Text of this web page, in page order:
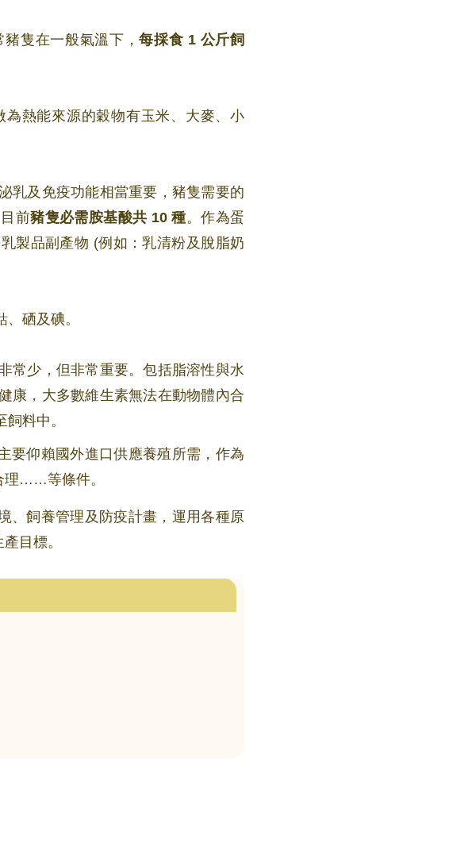
豬隻在一般氣溫下，每採食 1 公斤飼
熱能來源的穀物有玉米、大麥、小
乳及免疫功能相當重要，豬隻需要的
前豬隻必需胺基酸共 10 種。作為蛋
製品副產物 (例如：乳清粉及脫脂奶
硒及碘。
常少，但非常重要。包括脂溶性與水
康，大多數維生素無法在動物體內合
料中。
要仰賴國外進口供應養殖所需，作為
理……等條件。
、飼養管理及防疫計畫，運用各種原
目標。